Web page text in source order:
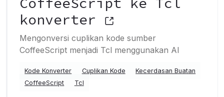
konverter
Mengonversi cuplikan kode sumber
CoffeeScript menjadi Tcl menggunakan AI
Kode Konverter Cuplikan Kode
Kecerdasan Buatan
CoffeeScript
Tcl